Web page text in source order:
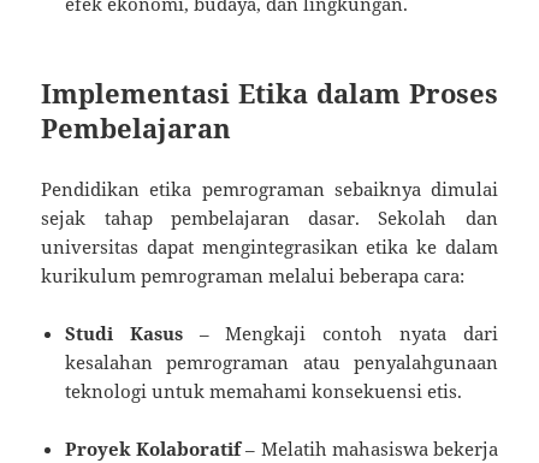
Implementasi Etika dalam Proses
Pembelajaran
Pendidikan etika pemrograman sebaiknya dimulai
sejak tahap pembelajaran dasar. Sekolah dan
universitas dapat mengintegrasikan etika ke dalam
kurikulum pemrograman melalui beberapa cara:
Studi Kasus – Mengkaji contoh nyata dari
kesalahan pemrograman atau penyalahgunaan
teknologi untuk memahami konsekuensi etis.
Proyek Kolaboratif– Melatih mahasiswa bekerja